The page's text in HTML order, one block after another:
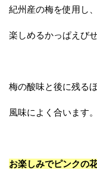
紀州産の梅を使用し
楽しめるかっぱえびせ
梅の酸味と後に残る
風味によく合います。
お楽しみでピンクの